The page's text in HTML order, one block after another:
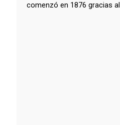
comenzó en 1876 gracias al